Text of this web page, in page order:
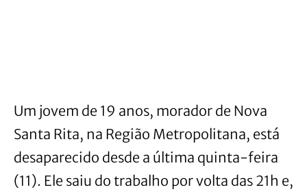
Um jovem de 19 anos, morador de Nova
Santa Rita, na Região Metropolitana, está
desaparecido desde a última quinta-feira
(11). Ele saiu do trabalho por volta das 21h e,